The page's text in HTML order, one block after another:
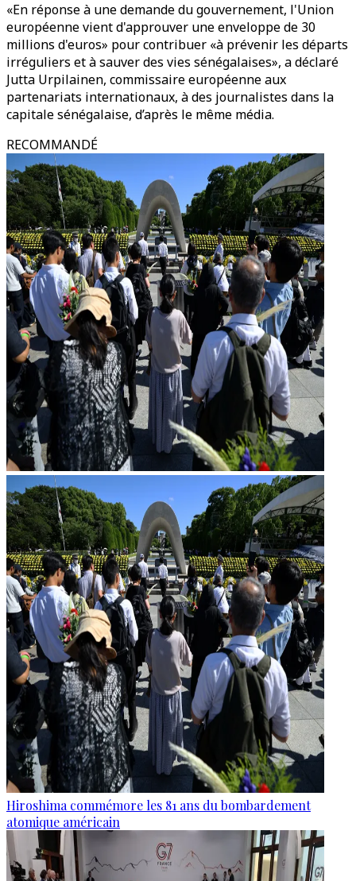
«En réponse à une demande du gouvernement, l'Union
européenne vient d'approuver une enveloppe de 30
millions d'euros» pour contribuer «à prévenir les départs
irréguliers et à sauver des vies sénégalaises», a déclaré
Jutta Urpilainen, commissaire européenne aux
partenariats internationaux, à des journalistes dans la
capitale sénégalaise, d’après le même média.
RECOMMANDÉ
Hiroshima commémore les 81 ans du bombardement
atomique américain